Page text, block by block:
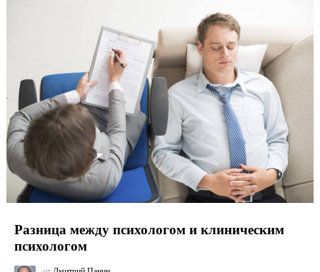
Разница между психологом и клиническим
психологом